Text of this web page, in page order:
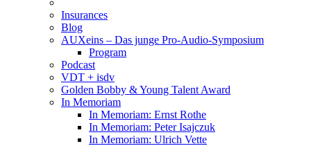
Insurances
Blog
AUXeins – Das junge Pro-Audio-Symposium
Program
Podcast
VDT + isdv
Golden Bobby & Young Talent Award
In Memoriam
In Memoriam: Ernst Rothe
In Memoriam: Peter Isajczuk
In Memoriam: Ulrich Vette